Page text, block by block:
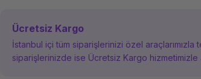
Ücretsiz Kargo
İstanbul içi tüm siparişlerinizi özel araçlarımızla
siparişlerinizde ise Ücretsiz Kargo hizmetimizle